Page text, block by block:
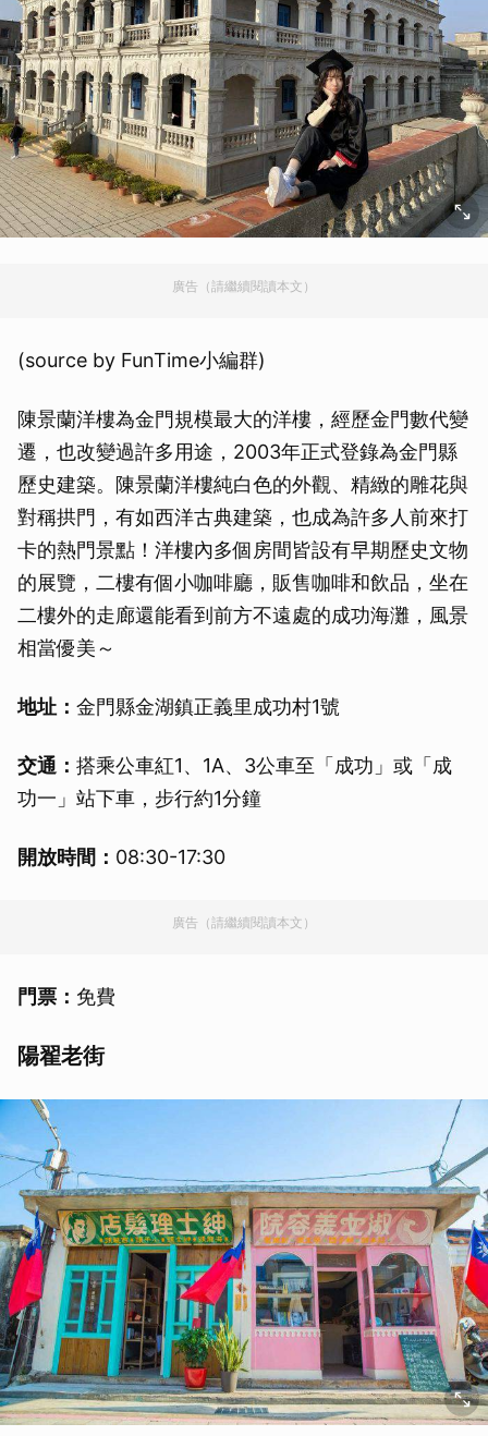
廣告（請繼續閱讀本文）
(source by FunTime小編群)
陳景蘭洋樓為金門規模最大的洋樓，經歷金門數代變
遷，也改變過許多用途，2003年正式登錄為金門縣
歷史建築。陳景蘭洋樓純白色的外觀、精緻的雕花與
對稱拱門，有如西洋古典建築，也成為許多人前來打
卡的熱門景點！洋樓內多個房間皆設有早期歷史文物
的展覽，二樓有個小咖啡廳，販售咖啡和飲品，坐在
二樓外的走廊還能看到前方不遠處的成功海灘，風景
相當優美～
地址： 金門縣金湖鎮正義里成功村1號
交通： 搭乘公車紅1、1A、3公車至「成功」或「成
功一」站下車，步行約1分鐘
開放時間： 08:30-17:30
廣告（請繼續閱讀本文）
門票： 免費
陽翟老街